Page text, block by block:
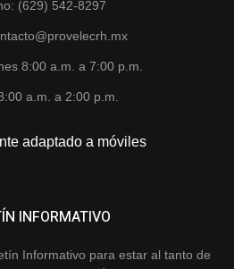
(629) 542-8297
8:00 a.m. a 7:00 p.m.
a.m. a 2:00 p.m.
adaptado a móviles
INFORMATIVO
Informativo para estar al tanto de